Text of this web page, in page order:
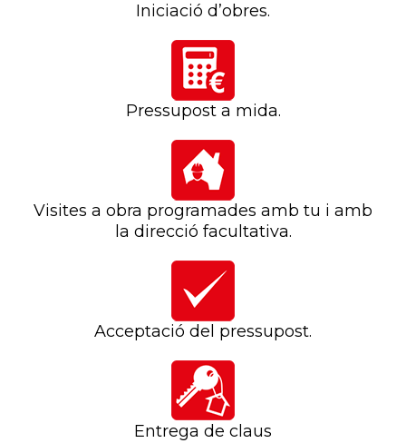
Iniciació d’obres.
Pressupost a mida.
Visites a obra programades amb tu i amb
la direcció facultativa.
Acceptació del pressupost.
Entrega de claus